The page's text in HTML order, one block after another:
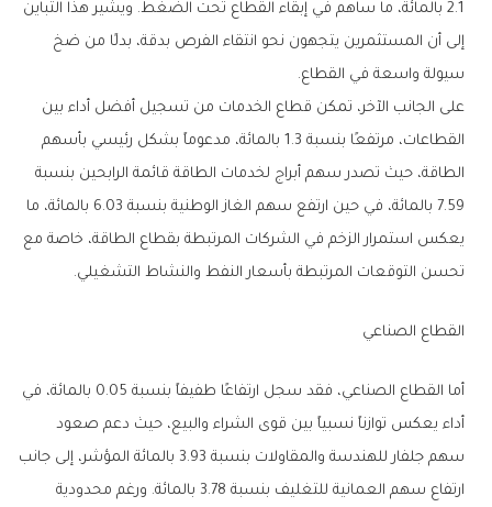
2.1 بالمائة، ما ساهم في إبقاء القطاع تحت الضغط. ويشير هذا التباين
إلى أن المستثمرين يتجهون نحو انتقاء الفرص بدقة، بدلًا من ضخ
سيولة واسعة في القطاع.
على الجانب الآخر، تمكن قطاع الخدمات من تسجيل أفضل أداء بين
القطاعات، مرتفعًا بنسبة 1.3 بالمائة، مدعوماً بشكل رئيسي بأسهم
الطاقة، حيث تصدر سهم أبراج لخدمات الطاقة قائمة الرابحين بنسبة
7.59 بالمائة، في حين ارتفع سهم الغاز الوطنية بنسبة 6.03 بالمائة، ما
يعكس استمرار الزخم في الشركات المرتبطة بقطاع الطاقة، خاصة مع
تحسن التوقعات المرتبطة بأسعار النفط والنشاط التشغيلي.
القطاع الصناعي
أما القطاع الصناعي، فقد سجل ارتفاعًا طفيفاً بنسبة 0.05 بالمائة، في
أداء يعكس توازناً نسبياً بين قوى الشراء والبيع، حيث دعم صعود
سهم جلفار للهندسة والمقاولات بنسبة 3.93 بالمائة المؤشر، إلى جانب
ارتفاع سهم العمانية للتغليف بنسبة 3.78 بالمائة. ورغم محدودية